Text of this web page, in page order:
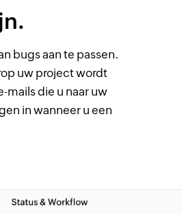
bugs aan te passen.
uw project wordt
mails die u naar uw
in wanneer u een